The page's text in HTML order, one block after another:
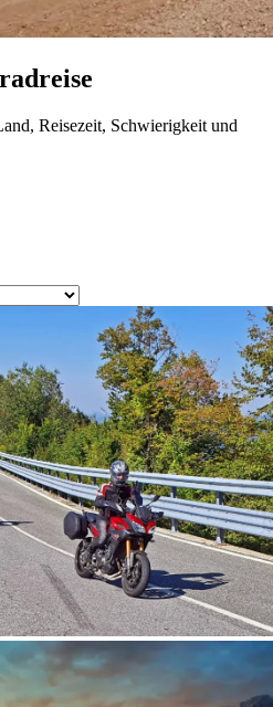
Reisezeit, Schwierigkeit und